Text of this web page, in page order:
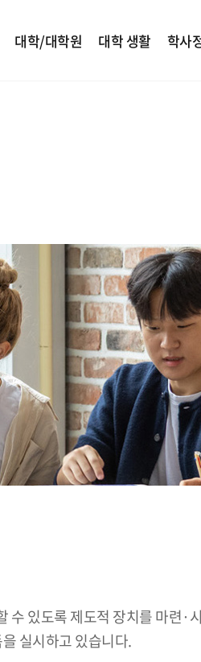
대학/대학원 대학 생활 학사
있도록 제도적 장치를 마련
실시하고 있습니다.